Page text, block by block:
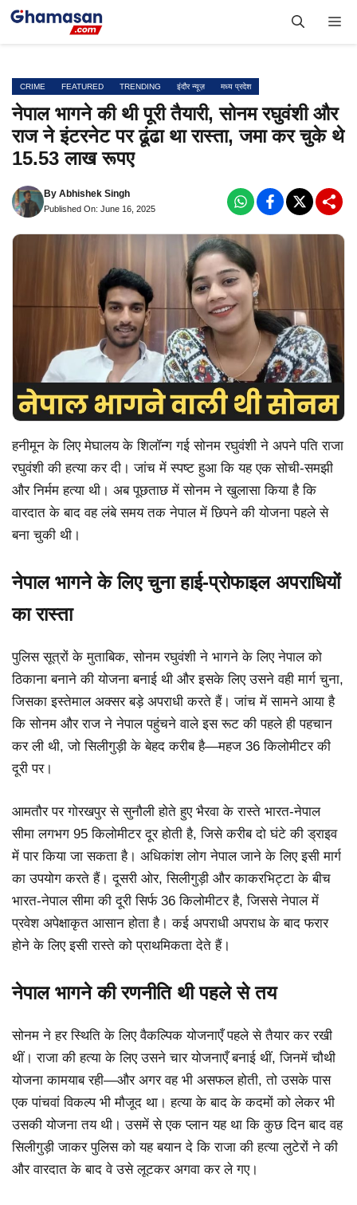
Skip
CRIME FEATURED TRENDING इंदौर न्यूज़ मध्य प्रदेश
नेपाल भागने की थी पूरी तैयारी, सोनम रघुवंशी और
राज ने इंटरनेट पर ढूंढा था रास्ता, जमा कर चुके थे
15.53 लाख रूपए
By Abhishek Singh
Published On: June 16, 2025
हनीमून के लिए मेघालय के शिलॉन्ग गई सोनम रघुवंशी ने अपने पति राजा
रघुवंशी की हत्या कर दी। जांच में स्पष्ट हुआ कि यह एक सोची-समझी
और निर्मम हत्या थी। अब पूछताछ में सोनम ने खुलासा किया है कि
वारदात के बाद वह लंबे समय तक नेपाल में छिपने की योजना पहले से
बना चुकी थी।
नेपाल भागने के लिए चुना हाई-प्रोफाइल अपराधियों
का रास्ता
पुलिस सूत्रों के मुताबिक, सोनम रघुवंशी ने भागने के लिए नेपाल को
ठिकाना बनाने की योजना बनाई थी और इसके लिए उसने वही मार्ग चुना,
जिसका इस्तेमाल अक्सर बड़े अपराधी करते हैं। जांच में सामने आया है
कि सोनम और राज ने नेपाल पहुंचने वाले इस रूट की पहले ही पहचान
कर ली थी, जो सिलीगुड़ी के बेहद करीब है—महज 36 किलोमीटर की
दूरी पर।
आमतौर पर गोरखपुर से सुनौली होते हुए भैरवा के रास्ते भारत-नेपाल
सीमा लगभग 95 किलोमीटर दूर होती है, जिसे करीब दो घंटे की ड्राइव
में पार किया जा सकता है। अधिकांश लोग नेपाल जाने के लिए इसी मार्ग
का उपयोग करते हैं। दूसरी ओर, सिलीगुड़ी और काकरभिट्टा के बीच
भारत-नेपाल सीमा की दूरी सिर्फ 36 किलोमीटर है, जिससे नेपाल में
प्रवेश अपेक्षाकृत आसान होता है। कई अपराधी अपराध के बाद फरार
होने के लिए इसी रास्ते को प्राथमिकता देते हैं।
नेपाल भागने की रणनीति थी पहले से तय
सोनम ने हर स्थिति के लिए वैकल्पिक योजनाएँ पहले से तैयार कर रखी
थीं। राजा की हत्या के लिए उसने चार योजनाएँ बनाई थीं, जिनमें चौथी
योजना कामयाब रही—और अगर वह भी असफल होती, तो उसके पास
एक पांचवां विकल्प भी मौजूद था। हत्या के बाद के कदमों को लेकर भी
उसकी योजना तय थी। उसमें से एक प्लान यह था कि कुछ दिन बाद वह
सिलीगुड़ी जाकर पुलिस को यह बयान दे कि राजा की हत्या लुटेरों ने की
और वारदात के बाद वे उसे लूटकर अगवा कर ले गए।